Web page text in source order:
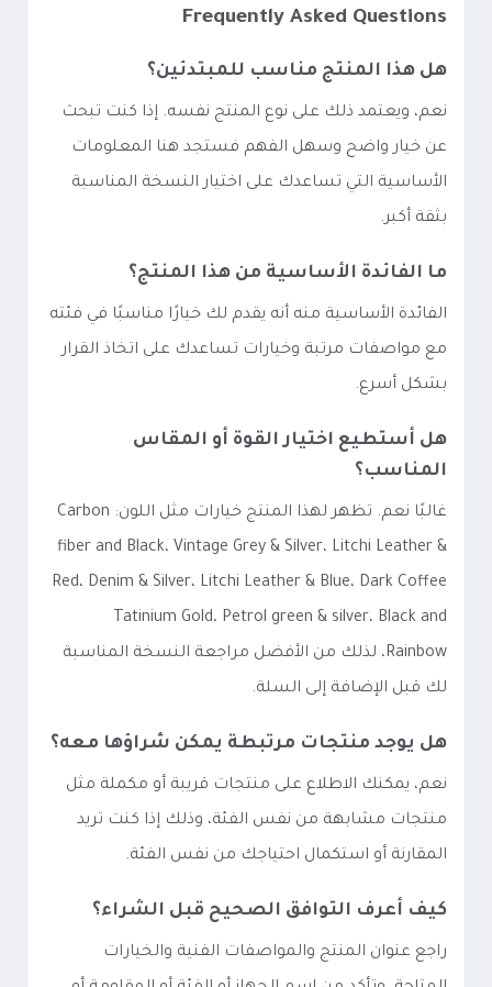
Frequently Asked Questions
هل هذا المنتج مناسب للمبتدئين؟
نعم، ويعتمد ذلك على نوع المنتج نفسه. إذا كنت تبحث
عن خيار واضح وسهل الفهم فستجد هنا المعلومات
الأساسية التي تساعدك على اختيار النسخة المناسبة
بثقة أكبر.
ما الفائدة الأساسية من هذا المنتج؟
الفائدة الأساسية منه أنه يقدم لك خيارًا مناسبًا في فئته
مع مواصفات مرتبة وخيارات تساعدك على اتخاذ القرار
بشكل أسرع.
هل أستطيع اختيار القوة أو المقاس
المناسب؟
غالبًا نعم. تظهر لهذا المنتج خيارات مثل اللون: Carbon
fiber and Black، Vintage Grey & Silver، Litchi Leather &
Red، Denim & Silver، Litchi Leather & Blue، Dark Coffee
Tatinium Gold، Petrol green & silver، Black and
Rainbow، لذلك من الأفضل مراجعة النسخة المناسبة
لك قبل الإضافة إلى السلة.
هل يوجد منتجات مرتبطة يمكن شراؤها معه؟
نعم، يمكنك الاطلاع على منتجات قريبة أو مكملة مثل
منتجات مشابهة من نفس الفئة، وذلك إذا كنت تريد
المقارنة أو استكمال احتياجك من نفس الفئة.
كيف أعرف التوافق الصحيح قبل الشراء؟
راجع عنوان المنتج والمواصفات الفنية والخيارات